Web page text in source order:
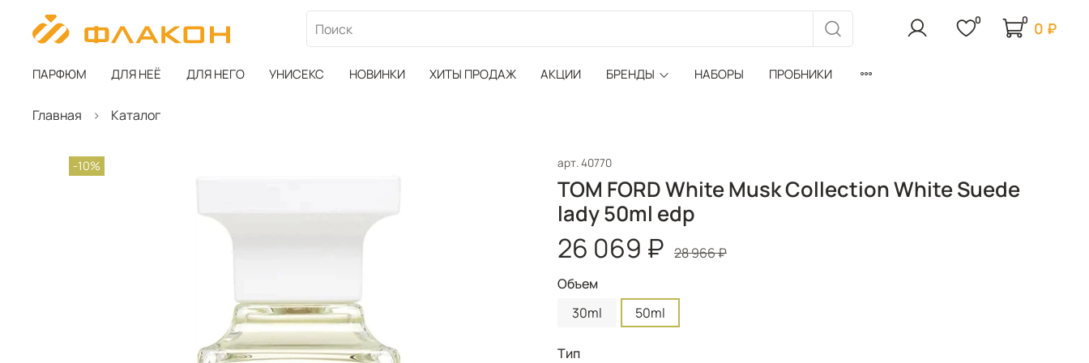
0 0 0 ₽
ПАРФЮМ ДЛЯ НЕЁ ДЛЯ НЕГО УНИСЕКС НОВИНКИ ХИТЫ ПРОДАЖ АКЦИИ БРЕНДЫ НАБОРЫ ПРОБНИКИ
Главная Каталог
-10% арт.40770
TOM FORD White Musk Collection White Suede
lady 50ml edp
26 069 ₽ 28 966 ₽
Объем
30ml
50ml
Тип